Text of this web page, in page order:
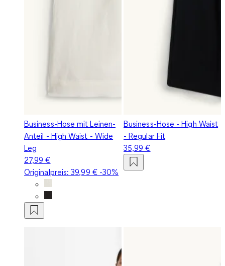
Business-Hose mit Leinen-
Anteil - High Waist - Wide
Leg
27,99 €
Originalpreis:39,99 €-30%
Business-Hose - High Waist
- Regular Fit
35,99 €